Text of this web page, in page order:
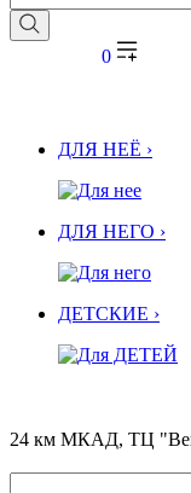
0
ДЛЯ НЕЁ ›
ДЛЯ НЕГО ›
ДЕТСКИЕ ›
24 км МКАД, ТЦ